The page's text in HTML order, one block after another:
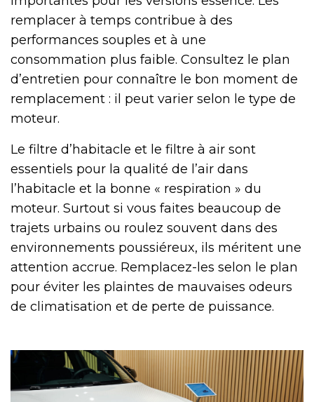
remplacer à temps contribue à des
performances souples et à une
consommation plus faible. Consultez le plan
d’entretien pour connaître le bon moment de
remplacement : il peut varier selon le type de
moteur.
Le filtre d’habitacle et le filtre à air sont
essentiels pour la qualité de l’air dans
l’habitacle et la bonne « respiration » du
moteur. Surtout si vous faites beaucoup de
trajets urbains ou roulez souvent dans des
environnements poussiéreux, ils méritent une
attention accrue. Remplacez-les selon le plan
pour éviter les plaintes de mauvaises odeurs
de climatisation et de perte de puissance.